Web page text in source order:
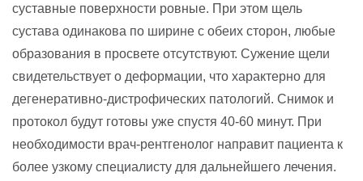
суставные поверхности ровные. При этом щель
сустава одинакова по ширине с обеих сторон, любые
образования в просвете отсутствуют. Сужение щели
свидетельствует о деформации, что характерно для
дегенеративно-дистрофических патологий. Снимок и
протокол будут готовы уже спустя 40-60 минут. При
необходимости врач-рентгенолог направит пациента к
более узкому специалисту для дальнейшего лечения.